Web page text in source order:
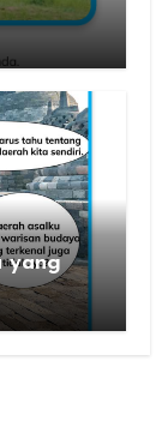
yang